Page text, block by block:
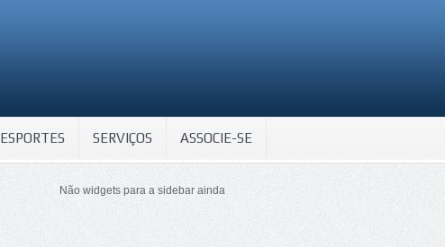
ESPORTES SERVIÇOS ASSOCIE-SE
Não widgets para a sidebar ainda